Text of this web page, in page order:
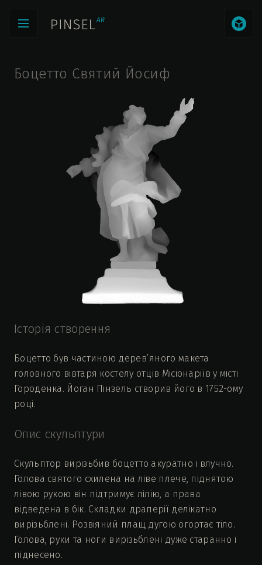
Боцетто Святий Йосиф
Історія створення
Боцетто був частиною дерев’яного макета
головного вівтаря костелу отців Місіонаріїв у місті
Городенка. Йоган Пінзель створив його в 1752-ому
році.
Опис скульптури
Скульптор вирізьбив боцетто акуратно і влучно.
Голова святого схилена на ліве плече, піднятою
лівою рукою він підтримує лілію, а права
відведена в бік. Складки драперії делікатно
вирізьблені. Розвіяний плащ дугою огортає тіло.
Голова, руки та ноги вирізьблені дуже старанно і
піднесено.